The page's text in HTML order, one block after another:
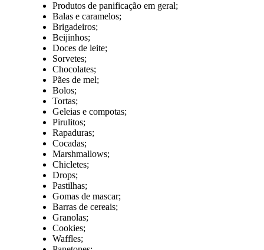
Produtos de panificação em geral;
Balas e caramelos;
Brigadeiros;
Beijinhos;
Doces de leite;
Sorvetes;
Chocolates;
Pães de mel;
Bolos;
Tortas;
Geleias e compotas;
Pirulitos;
Rapaduras;
Cocadas;
Marshmallows;
Chicletes;
Drops;
Pastilhas;
Gomas de mascar;
Barras de cereais;
Granolas;
Cookies;
Waffles;